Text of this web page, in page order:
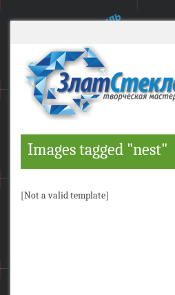
Images tagged "nest"
[Not a valid template]